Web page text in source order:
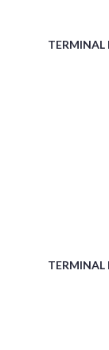
TERMINAL
TERMINAL